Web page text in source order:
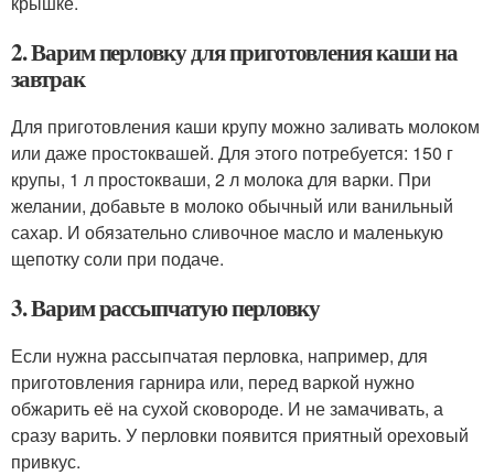
2. Варим перловку для приготовления каши на
завтрак
Для приготовления каши крупу можно заливать молоком
или даже простоквашей. Для этого потребуется: 150 г
крупы, 1 л простокваши, 2 л молока для варки. При
желании, добавьте в молоко обычный или ванильный
сахар. И обязательно сливочное масло и маленькую
щепотку соли при подаче.
3. Варим рассыпчатую перловку
Если нужна рассыпчатая перловка, например, для
приготовления гарнира или, перед варкой нужно
обжарить её на сухой сковороде. И не замачивать, а
сразу варить. У перловки появится приятный ореховый
привкус.